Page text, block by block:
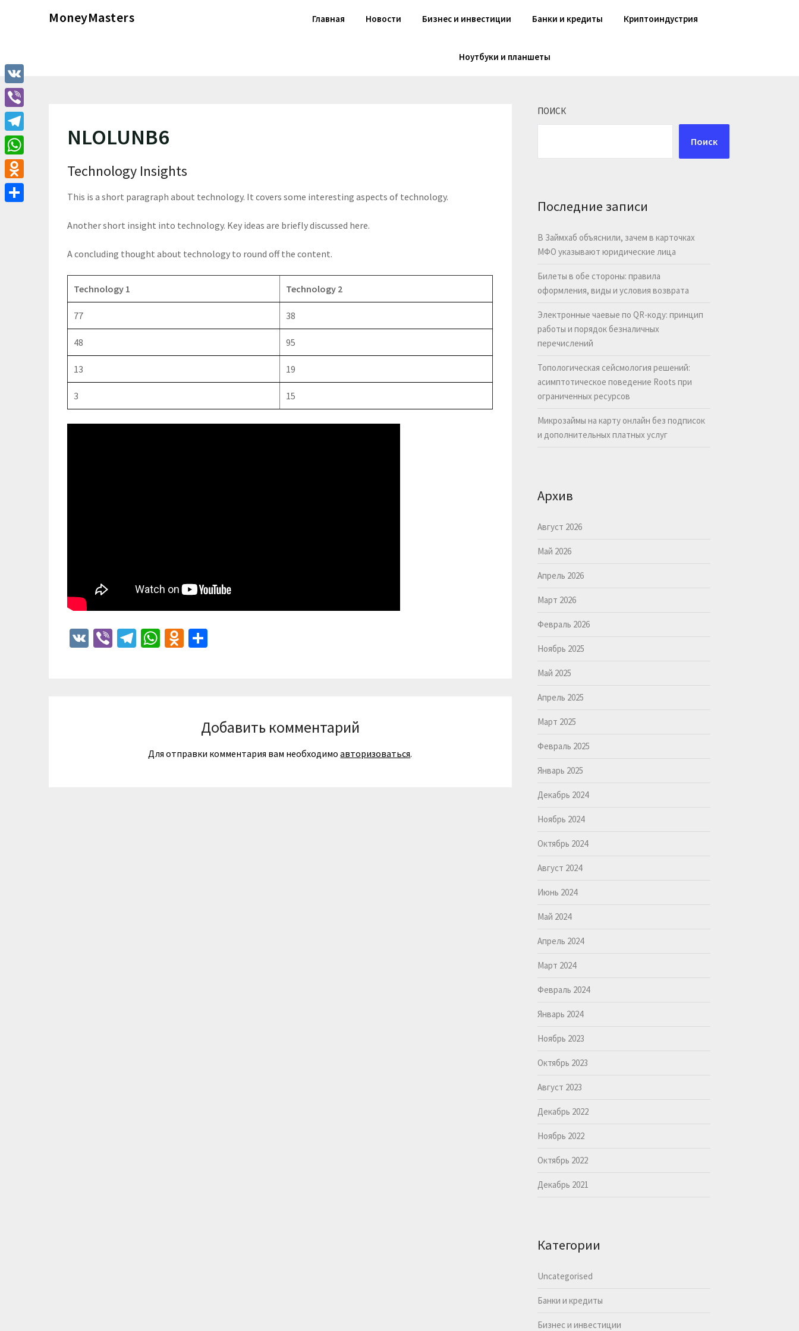
MoneyMasters Главная Новости Бизнес и инвестиции Банки и кредиты Криптоиндустрия
Ноутбуки и планшеты
NLOLUNB6
Technology Insights
This is a short paragraph about technology. It covers some interesting aspects of technology.
Another short insight into technology. Key ideas are briefly discussed here.
A concluding thought about technology to round off the content.
Technology 1 Technology 2
77 38
48 95
13 19
3 15
VK ViberTelegram
WhatsApp
Odnoklassniki
Добавить комментарий
Для отправки комментария вам необходимоавторизоваться.
ПОИСК
Поиск
Последние записи
В Займхаб объяснили, зачем в карточках
МФО указывают юридические лица
Билеты в обе стороны: правила
оформления, виды и условия возврата
Электронные чаевые по QR-коду: принцип
работы и порядок безналичных
перечислений
Топологическая сейсмология решений:
асимптотическое поведение Roots при
ограниченных ресурсов
Микрозаймы на карту онлайн без подписок
и дополнительных платных услуг
Архив
Август 2026
Май 2026
Апрель 2026
Март 2026
Февраль 2026
Ноябрь 2025
Май 2025
Апрель 2025
Март 2025
Февраль 2025
Январь 2025
Декабрь 2024
Ноябрь 2024
Октябрь 2024
Август 2024
Июнь 2024
Май 2024
Апрель 2024
Март 2024
Февраль 2024
Январь 2024
Ноябрь 2023
Октябрь 2023
Август 2023
Декабрь 2022
Ноябрь 2022
Октябрь 2022
Декабрь 2021
Категории
Uncategorised
Банки и кредиты
Бизнес и инвестиции
VK
Viber
Telegram
WhatsApp
Odnoklassniki